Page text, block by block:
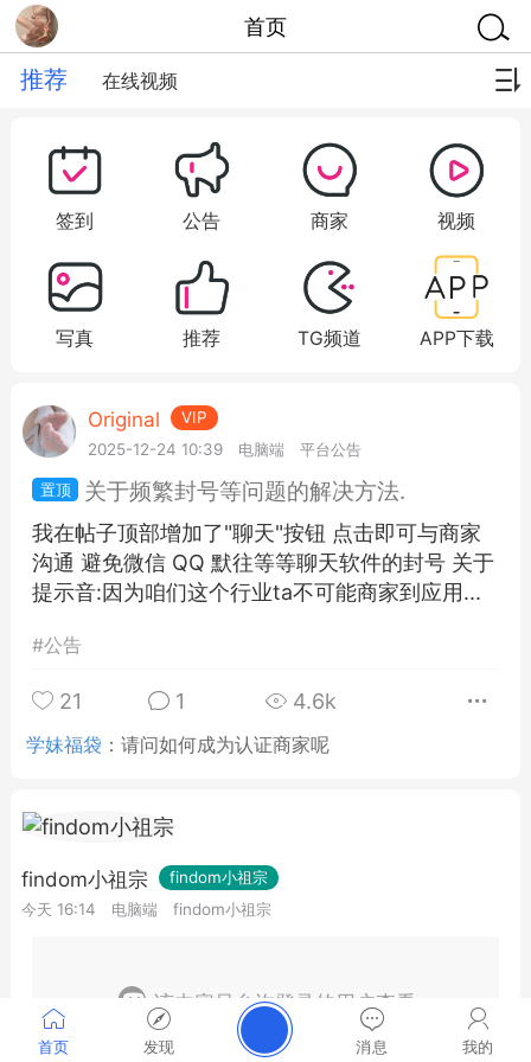
首页 发现 消息 我的
首页
推荐 在线视频
签到 公告 商家 视频
写真 推荐 TG频道 APP下载
Original
VIP
2025-12-24 10:39
电脑端 平台公告
关于频繁封号等问题的解决方法.
我在帖子顶部增加了"聊天"按钮 点击即可与商家
沟通 避免微信 QQ 默往等等聊天软件的封号 关于
提示音:因为咱们这个行业ta不可能商家到应用...
#公告
21 1 4.6k
学妹福袋 ：请问如何成为认证商家呢
findom小祖宗
findom小祖宗
今天 16:14
电脑端 findom小祖宗
该内容只允许登录的用户查看